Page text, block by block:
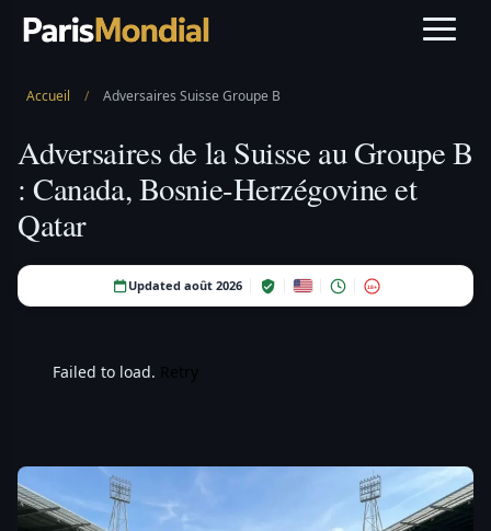
Accueil / Adversaires Suisse Groupe B
Adversaires de la Suisse au Groupe B
: Canada, Bosnie-Herzégovine et
Qatar
Updated août 2026 18+
Failed to load.